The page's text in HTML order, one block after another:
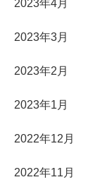
2023年4月
2023年3月
2023年2月
2023年1月
2022年12月
2022年11月